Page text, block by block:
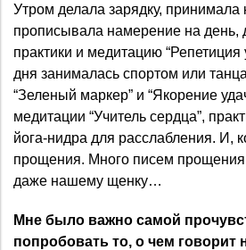
Утром делала зарядку, принимала
прописывала намерение на день,
практики и медитацию “Репетиция
дня занималась спортом или
“Зеленый маркер” и “Якорение
медитации “Учитель сердца”,
йога-нидра для расслабления. И,
прощения. Много писем
даже нашему щенку…
Мне было важно самой
попробовать то, о чем говорит